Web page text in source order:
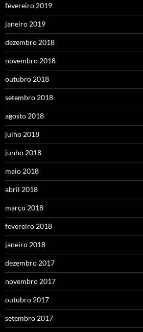
fevereiro 2019
janeiro 2019
dezembro 2018
novembro 2018
outubro 2018
setembro 2018
agosto 2018
julho 2018
junho 2018
maio 2018
abril 2018
março 2018
fevereiro 2018
janeiro 2018
dezembro 2017
novembro 2017
outubro 2017
setembro 2017